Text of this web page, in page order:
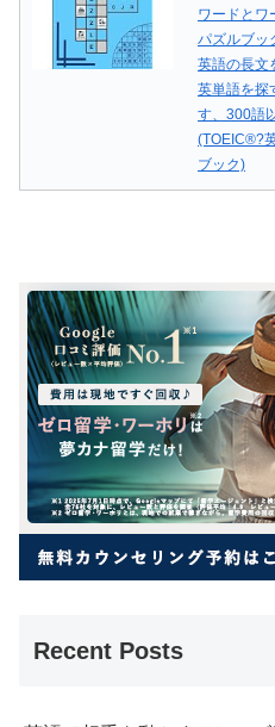
ワードとワ
パズルブッ
英語の長文
英単語を探
す、300語
(TOEIC®?
ブック)
Recent Posts